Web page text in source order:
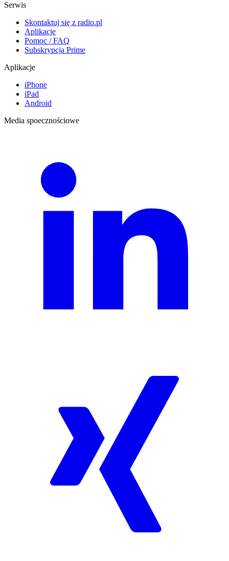
Serwis
Skontaktuj się z radio.pl
Aplikacje
Pomoc / FAQ
Subskrypcja Prime
Aplikacje
iPhone
iPad
Android
Media spoecznościowe